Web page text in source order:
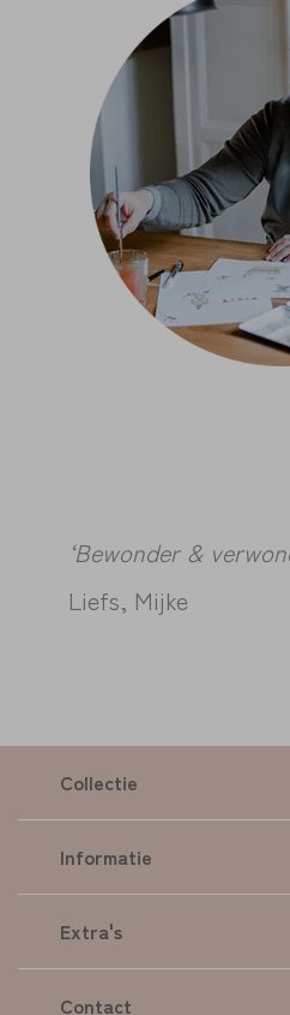
‘Bewonder &
Liefs, Mijke
Collectie
Informatie
Extra's
Contact